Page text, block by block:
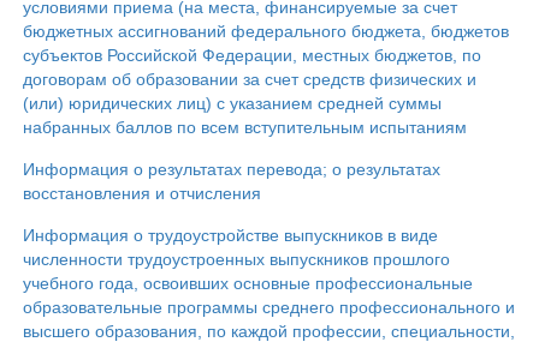
условиями приема (на места, финансируемые за счет
бюджетных ассигнований федерального бюджета, бюджетов
субъектов Российской Федерации, местных бюджетов, по
договорам об образовании за счет средств физических и
(или) юридических лиц) с указанием средней суммы
набранных баллов по всем вступительным испытаниям
Информация о результатах перевода; о результатах
восстановления и отчисления
Информация о трудоустройстве выпускников в виде
численности трудоустроенных выпускников прошлого
учебного года, освоивших основные профессиональные
образовательные программы среднего профессионального и
высшего образования, по каждой профессии, специальности,